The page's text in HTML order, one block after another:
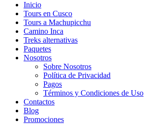
Inicio
Tours en Cusco
Tours a Machupicchu
Camino Inca
Treks alternativas
Paquetes
Nosotros
Sobre Nosotros
Política de Privacidad
Pagos
Términos y Condiciones de Uso
Contactos
Blog
Promociones